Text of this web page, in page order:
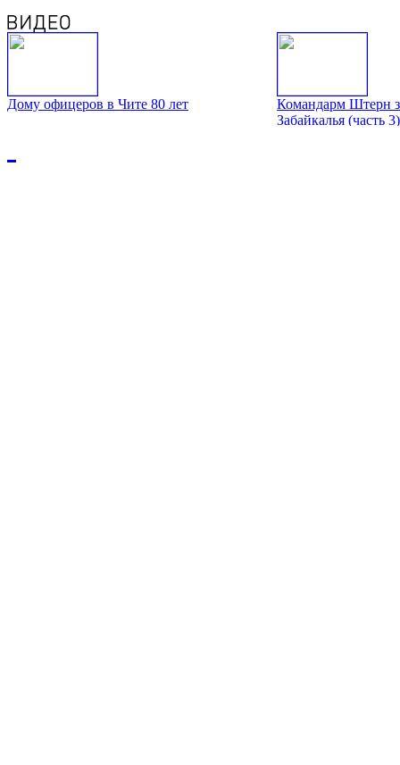
Дому офицеров в Чите 80 лет
Командарм Штерн
Забайкалья (часть 3)